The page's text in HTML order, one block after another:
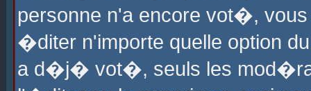
personne n'a encore vot�,
�diter n'importe quelle option
a d�j� vot�, seuls les